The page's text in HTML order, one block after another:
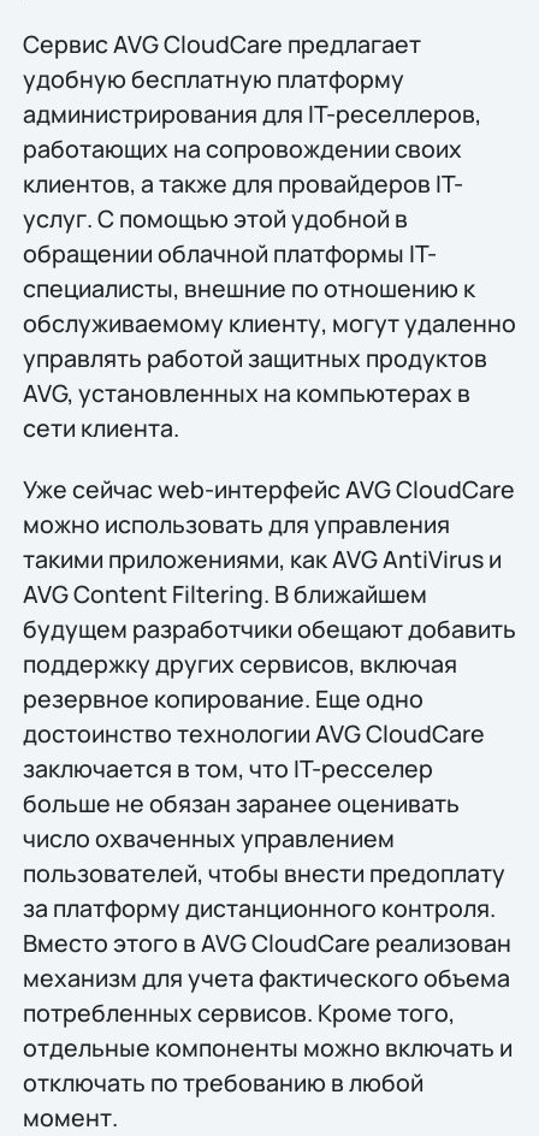
Сервис AVG CloudCare предлагает
удобную бесплатную платформу
администрирования для IT-реселлеров,
работающих на сопровождении своих
клиентов, а также для провайдеров IT-
услуг. С помощью этой удобной в
обращении облачной платформы IT-
специалисты, внешние по отношению к
обслуживаемому клиенту, могут удаленно
управлять работой защитных продуктов
AVG, установленных на компьютерах в
сети клиента.
Уже сейчас web-интерфейс AVG CloudCare
можно использовать для управления
такими приложениями, как AVG AntiVirus и
AVG Content Filtering. В ближайшем
будущем разработчики обещают добавить
поддержку других сервисов, включая
резервное копирование. Еще одно
достоинство технологии AVG CloudCare
заключается в том, что IT-ресселер
больше не обязан заранее оценивать
число охваченных управлением
пользователей, чтобы внести предоплату
за платформу дистанционного контроля.
Вместо этого в AVG CloudCare реализован
механизм для учета фактического объема
потребленных сервисов. Кроме того,
отдельные компоненты можно включать и
отключать по требованию в любой
момент.